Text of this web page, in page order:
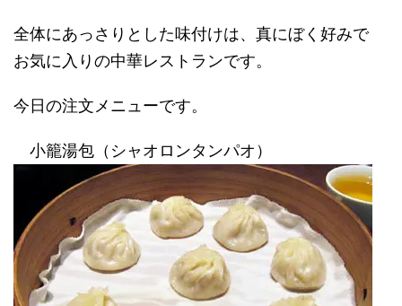
全体にあっさりとした味付けは、真にぼく好みで
お気に入りの中華レストランです。
今日の注文メニューです。
小籠湯包（シャオロンタンパオ）